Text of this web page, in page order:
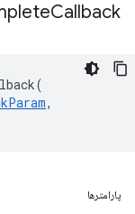
Callback(
(
,
پارامترها